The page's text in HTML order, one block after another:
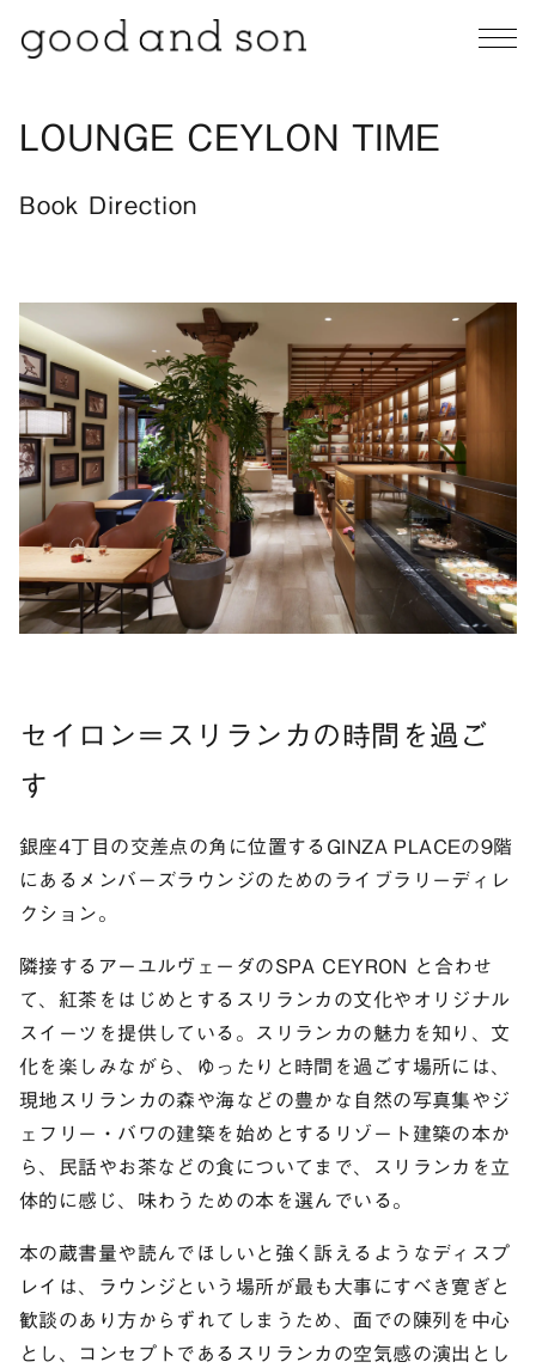
LOUNGE CEYLON TIME
Book Direction
セイロン＝スリランカの時間を過ご
す
銀座4丁目の交差点の角に位置するGINZA PLACEの9階
にあるメンバーズラウンジのためのライブラリーディレ
クション。
隣接するアーユルヴェーダのSPA CEYRON と合わせ
て、紅茶をはじめとするスリランカの文化やオリジナル
スイーツを提供している。スリランカの魅力を知り、文
化を楽しみながら、ゆったりと時間を過ごす場所には、
現地スリランカの森や海などの豊かな自然の写真集やジ
ェフリー・バワの建築を始めとするリゾート建築の本か
ら、民話やお茶などの食についてまで、スリランカを立
体的に感じ、味わうための本を選んでいる。
本の蔵書量や読んでほしいと強く訴えるようなディスプ
レイは、ラウンジという場所が最も大事にすべき寛ぎと
歓談のあり方からずれてしまうため、面での陳列を中心
とし、コンセプトであるスリランカの空気感の演出とし